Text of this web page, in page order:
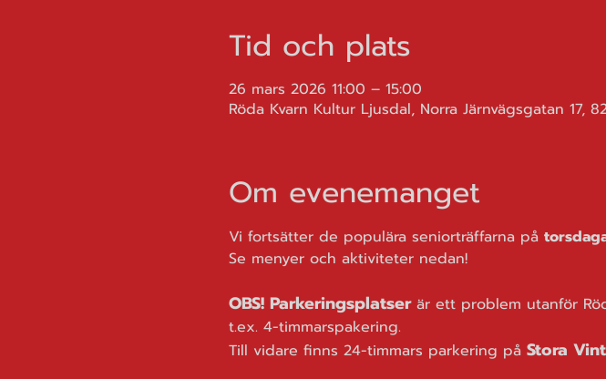
Tid och plats
26 mars 2026 11:00 – 15:00
Röda Kvarn Kultur Ljusdal, Norra Järnvägsgatan 17,
Om evenemanget
Vi fortsätter de populära seniorträffarna på
Se menyer och aktiviteter nedan!
OBS! Parkeringsplatser är ett problem utanför
t.ex. 4-timmarspakering.
Till vidare finns 24-timmars parkering på Stora